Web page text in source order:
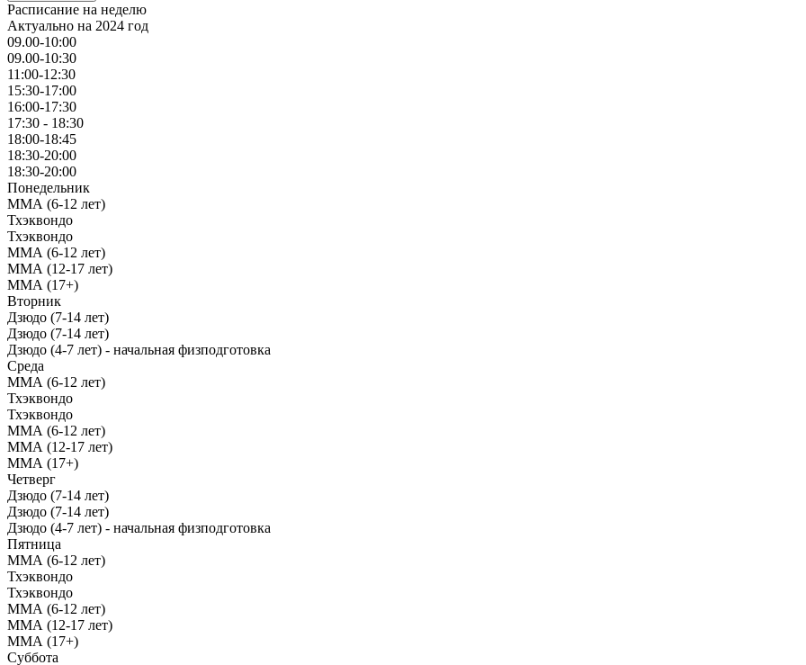
Расписание на неделю
Актуально на 2024 год
09.00-10:00
09.00-10:30
11:00-12:30
15:30-17:00
16:00-17:30
17:30 - 18:30
18:00-18:45
18:30-20:00
18:30-20:00
Понедельник
ММА (6-12 лет)
Тхэквондо
Тхэквондо
ММА (6-12 лет)
ММА (12-17 лет)
ММА (17+)
Вторник
Дзюдо (7-14 лет)
Дзюдо (7-14 лет)
Дзюдо (4-7 лет) - начальная физподготовка
Среда
ММА (6-12 лет)
Тхэквондо
Тхэквондо
ММА (6-12 лет)
ММА (12-17 лет)
ММА (17+)
Четверг
Дзюдо (7-14 лет)
Дзюдо (7-14 лет)
Дзюдо (4-7 лет) - начальная физподготовка
Пятница
ММА (6-12 лет)
Тхэквондо
Тхэквондо
ММА (6-12 лет)
ММА (12-17 лет)
ММА (17+)
Суббота